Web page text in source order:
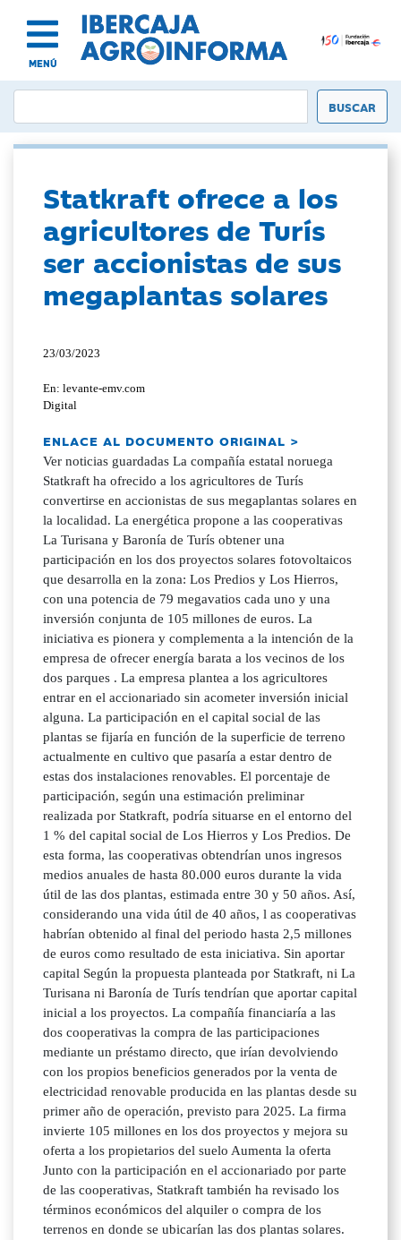
MENÚ
Statkraft ofrece a los
agricultores de Turís
ser accionistas de sus
megaplantas solares
23/03/2023
En: levante-emv.com
Digital
ENLACE AL DOCUMENTO ORIGINAL >
Ver noticias guardadas La compañía estatal noruega
Statkraft ha ofrecido a los agricultores de Turís
convertirse en accionistas de sus megaplantas solares en
la localidad. La energética propone a las cooperativas
La Turisana y Baronía de Turís obtener una
participación en los dos proyectos solares fotovoltaicos
que desarrolla en la zona: Los Predios y Los Hierros,
con una potencia de 79 megavatios cada uno y una
inversión conjunta de 105 millones de euros. La
iniciativa es pionera y complementa a la intención de la
empresa de ofrecer energía barata a los vecinos de los
dos parques . La empresa plantea a los agricultores
entrar en el accionariado sin acometer inversión inicial
alguna. La participación en el capital social de las
plantas se fijaría en función de la superficie de terreno
actualmente en cultivo que pasaría a estar dentro de
estas dos instalaciones renovables. El porcentaje de
participación, según una estimación preliminar
realizada por Statkraft, podría situarse en el entorno del
1 % del capital social de Los Hierros y Los Predios. De
esta forma, las cooperativas obtendrían unos ingresos
medios anuales de hasta 80.000 euros durante la vida
útil de las dos plantas, estimada entre 30 y 50 años. Así,
considerando una vida útil de 40 años, l as cooperativas
habrían obtenido al final del periodo hasta 2,5 millones
de euros como resultado de esta iniciativa. Sin aportar
capital Según la propuesta planteada por Statkraft, ni La
Turisana ni Baronía de Turís tendrían que aportar capital
inicial a los proyectos. La compañía financiaría a las
dos cooperativas la compra de las participaciones
mediante un préstamo directo, que irían devolviendo
con los propios beneficios generados por la venta de
electricidad renovable producida en las plantas desde su
primer año de operación, previsto para 2025. La firma
invierte 105 millones en los dos proyectos y mejora su
oferta a los propietarios del suelo Aumenta la oferta
Junto con la participación en el accionariado por parte
de las cooperativas, Statkraft también ha revisado los
términos económicos del alquiler o compra de los
terrenos en donde se ubicarían las dos plantas solares.